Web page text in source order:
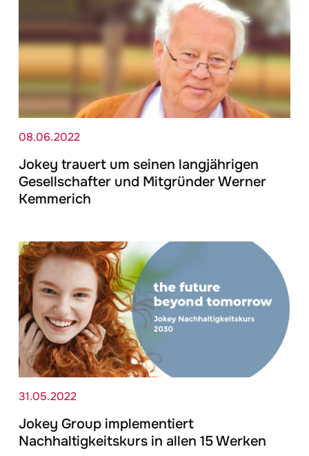
08.06.2022
Jokey trauert um seinen langjährigen
Gesellschafter und Mitgründer Werner
Kemmerich
31.05.2022
Jokey Group implementiert
Nachhaltigkeitskurs in allen 15 Werken